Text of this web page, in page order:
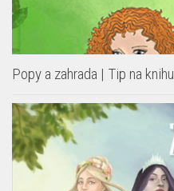
Popy a zahrada | Tip na knihu